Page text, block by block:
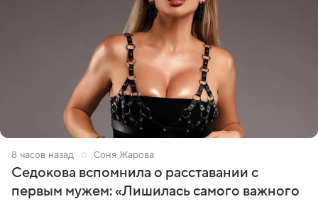
8 часов назад Соня Жарова
Седокова вспомнила о расставании с
первым мужем: «Лишилась самого важного